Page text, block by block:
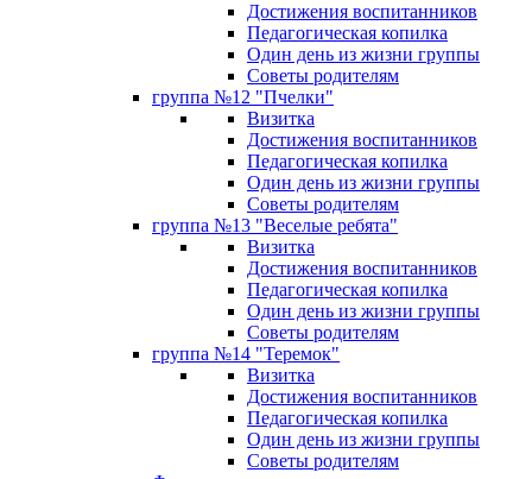
Достижения воспитанников
Педагогическая копилка
Один день из жизни группы
Советы родителям
группа №12 "Пчелки"
Визитка
Достижения воспитанников
Педагогическая копилка
Один день из жизни группы
Советы родителям
группа №13 "Веселые ребята"
Визитка
Достижения воспитанников
Педагогическая копилка
Один день из жизни группы
Советы родителям
группа №14 "Теремок"
Визитка
Достижения воспитанников
Педагогическая копилка
Один день из жизни группы
Советы родителям